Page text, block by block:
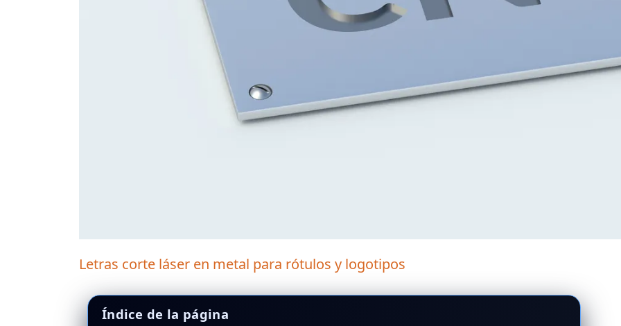
Letras corte láser en metal para rótulos y logotipos
Índice de la página